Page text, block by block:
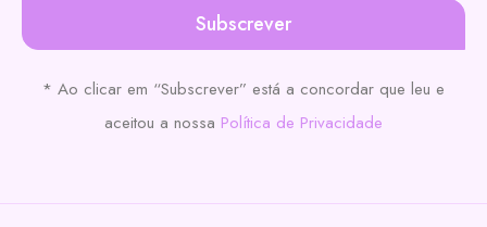
Subscrever
* Ao clicar em “Subscrever” está a concordar que leu e
aceitou a nossa Política de Privacidade